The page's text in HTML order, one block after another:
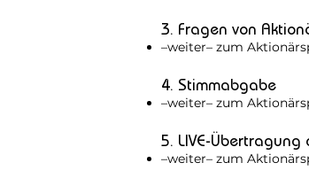
3. Fragen von
–weiter– zum
4. Stimmabgabe
–weiter– zum
5. LIVE-
–weiter– zum